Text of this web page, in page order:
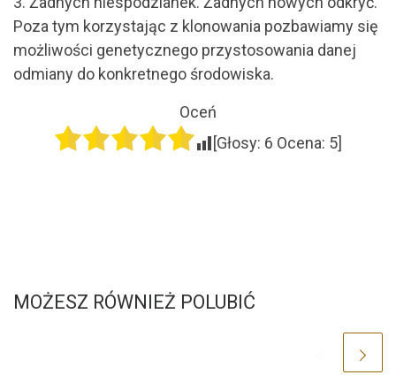
Poza tym korzystając z klonowania pozbawiamy się
możliwości genetycznego przystosowania danej
odmiany do konkretnego środowiska.
Oceń
[Głosy: 6 Ocena: 5]
MOŻESZ RÓWNIEŻ POLUBIĆ